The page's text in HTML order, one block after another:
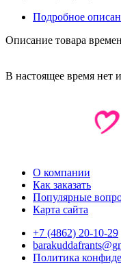
Подробное
Описание товара
В настоящее время нет
О компании
Как заказать
Популярные
Карта сайта
+7 (4862) 20-10-29
Политика